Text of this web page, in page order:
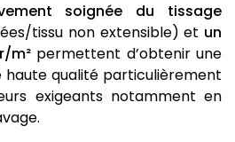
soignée du tissage
tissu non extensible) et un
m²permettent d’obtenir une
qualité particulièrement
exigeants notamment en